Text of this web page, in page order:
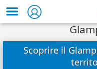
Scoprire il